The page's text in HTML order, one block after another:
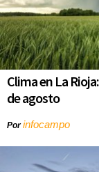
Clima en La
de agosto
Porinfocampo